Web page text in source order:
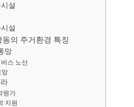
설
설
의 주거환경 특징
망
스 노선
망
원가
지원